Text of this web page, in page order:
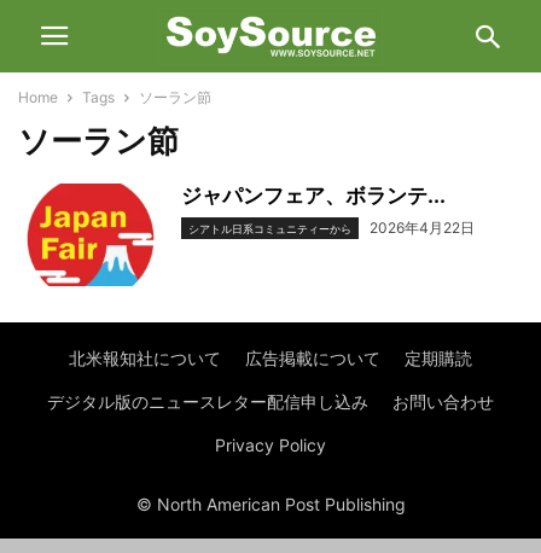
Home Tags ソーラン節
ソーラン節
ジャパンフェア、ボランテ...
シアトル日系コミュニティーから 2026年4月22日
北米報知社について 広告掲載について 定期購読
デジタル版のニュースレター配信申し込み お問い合わせ
Privacy Policy
© North American Post Publishing